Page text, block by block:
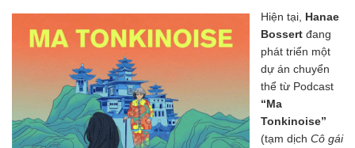
Hiện tại, Hanae
Bossert đang
phát triển một
dự án chuyển
thể từ Podcast
“Ma
Tonkinoise”
(tạm dịch Cô gái